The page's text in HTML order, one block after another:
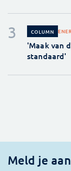
COLUMN
'Maak van
standaard'
Meld je